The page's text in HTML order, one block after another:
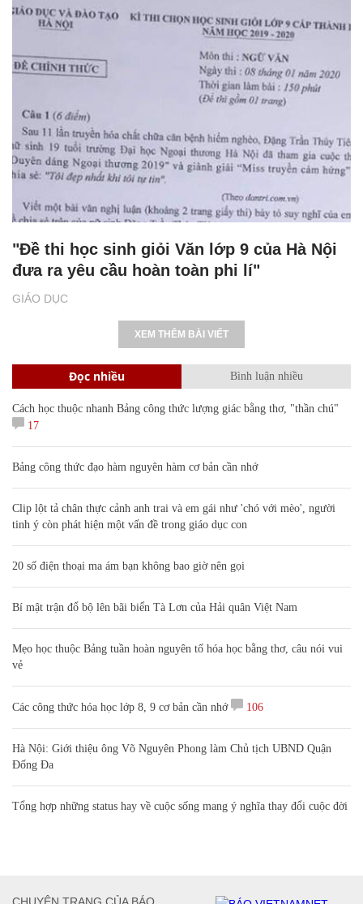
GIÁO DỤC
"Đề thi học sinh giỏi Văn lớp 9 của Hà Nội
đưa ra yêu cầu hoàn toàn phi lí"
XEM THÊM BÀI VIẾT
Đọc nhiều Bình luận nhiều
Cách học thuộc nhanh Bảng công thức lượng giác bằng thơ, "thần chú"
17
Bảng công thức đạo hàm nguyên hàm cơ bản cần nhớ
Clip lột tả chân thực cảnh anh trai và em gái như 'chó với mèo', người
tinh ý còn phát hiện một vấn đề trong giáo dục con
20 số điện thoại ma ám bạn không bao giờ nên gọi
Bí mật trận đổ bộ lên bãi biển Tà Lơn của Hải quân Việt Nam
Mẹo học thuộc Bảng tuần hoàn nguyên tố hóa học bằng thơ, câu nói vui
vẻ
Các công thức hóa học lớp 8, 9 cơ bản cần nhớ 106
Hà Nội: Giới thiệu ông Võ Nguyên Phong làm Chủ tịch UBND Quận
Đống Đa
Tổng hợp những status hay về cuộc sống mang ý nghĩa thay đổi cuộc đời